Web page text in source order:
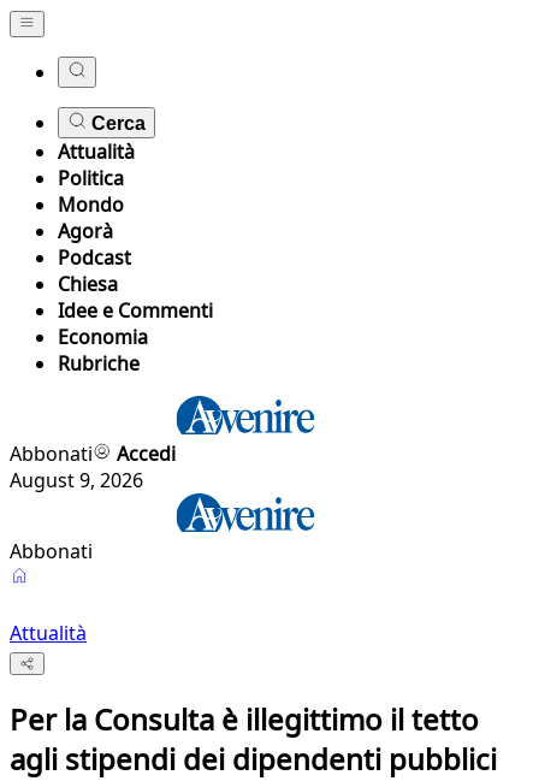
Cerca
Attualità
Politica
Mondo
Agorà
Podcast
Chiesa
Idee e Commenti
Economia
Rubriche
Abbonati
Accedi
August 9, 2026
Abbonati
Attualità
Per la Consulta è illegittimo il tetto
agli stipendi dei dipendenti pubblici